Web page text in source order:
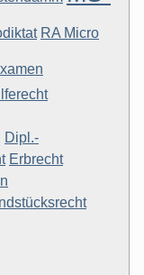
RA Micro
Dipl.-
Erbrecht